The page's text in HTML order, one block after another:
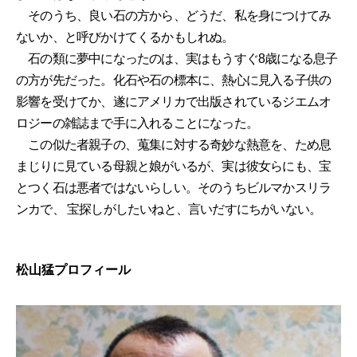
そのうち、良い石の方から、どうだ、私を身につけてみ
ないか、と呼びかけてくるかもしれぬ。
石の類に夢中になったのは、実はもうすぐ8歳になる息子
の方が先だった。化石や石の標本に、熱心に見入る子供の
影響を受けてか、遂にアメリカで出版されているジエムオ
ロジーの雑誌まで手に入れることになった。
この似た者親子の、蒐集に対する奇妙な熱意を、ため息
まじりに見ている母親と娘がいるが、実は彼女らにも、宝
とつく石は悪者ではないらしい。そのうちビルマかスリラ
ンカで、 宝探しがしたいねと、言いだすにちがいない。
松山猛プロフィール